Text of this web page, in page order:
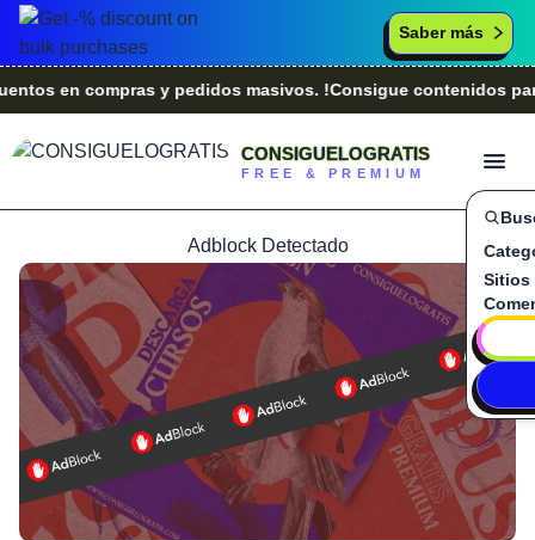
Saber más
en compras y pedidos masivos. !Consigue contenidos para
CONSIGUELOGRATIS
FREE & PREMIUM
Sitios
Adblock Detectado